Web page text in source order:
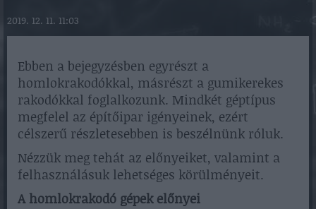
2019. 12. 11. 11:03
Ebben a bejegyzésben egyrészt a
homlokrakodókkal, másrészt a gumikerekes
rakodókkal foglalkozunk. Mindkét géptípus
megfelel az építőipar igényeinek, ezért
célszerű részletesebben is beszélnünk róluk.
Nézzük meg tehát az előnyeiket, valamint a
felhasználásuk lehetséges körülményeit.
A homlokrakodó gépek előnyei